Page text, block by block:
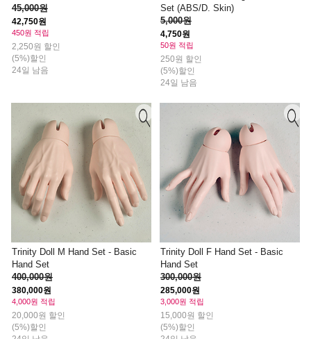
45,000원
42,750원
450원 적립
2,250원 할인
(5%)할인
24일 남음
Set (ABS/D. Skin)
5,000원
4,750원
50원 적립
250원 할인
(5%)할인
24일 남음
Trinity Doll M Hand Set - Basic
Hand Set
400,000원
380,000원
4,000원 적립
20,000원 할인
(5%)할인
Trinity Doll F Hand Set - Basic
Hand Set
300,000원
285,000원
3,000원 적립
15,000원 할인
(5%)할인